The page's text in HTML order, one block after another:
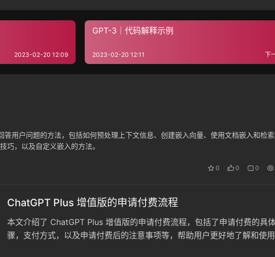
2023-02-20 12:09
GPT-3｜代码解释示例
下
2023-02-20 12:11
用户问题的方法，包括如何预处理上下文信息、创建嵌入向量、使用文档嵌入和检索
巧，以及自定义嵌入的方法。
0 0 0
ChatGPT Plus 增值版的申请付费流程
本文介绍了 ChatGPT Plus 增值版的申请付费流程，包括了申请付费的具
骤，支付方式，以及申请付费后的注意事项等，帮助用户更好地了解和使用